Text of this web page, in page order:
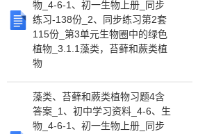
物_4-6-1、初一生物上册_同步
练习-138份_2、同步练习第2套
115份_第3单元生物圈中的绿色
植物_3.1.1藻类，苔藓和蕨类植
物
藻类、苔藓和蕨类植物习题4含
答案_1、初中学习资料_4-6、生
物_4-6-1、初一生物上册_同步